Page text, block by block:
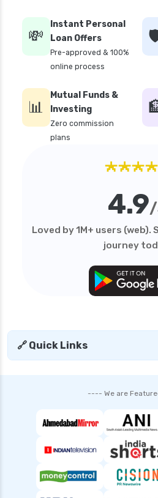
💸
Instant Personal
Loan Offers
Pre-approved & 100%
online process
📊
Mutual Funds &
Investing
Zero commission
plans
4.9
Loved by 1M+ users
journey
🔗 Quick Links
---- We are